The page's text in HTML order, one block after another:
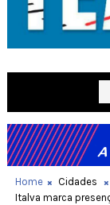
Home Cidades
Italva marca